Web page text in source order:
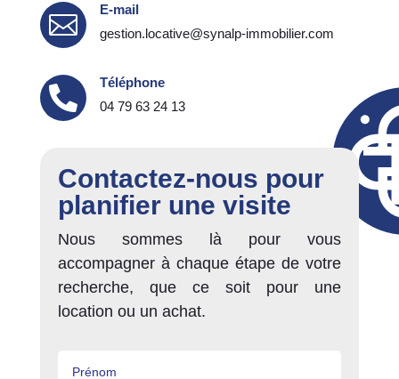

E-mail
gestion.locative@synalp-immobilier.com

Téléphone
04 79 63 24 13
Contactez-nous pour
planifier une visite
Nous sommes là pour vous
accompagner à chaque étape de votre
recherche, que ce soit pour une
location ou un achat.